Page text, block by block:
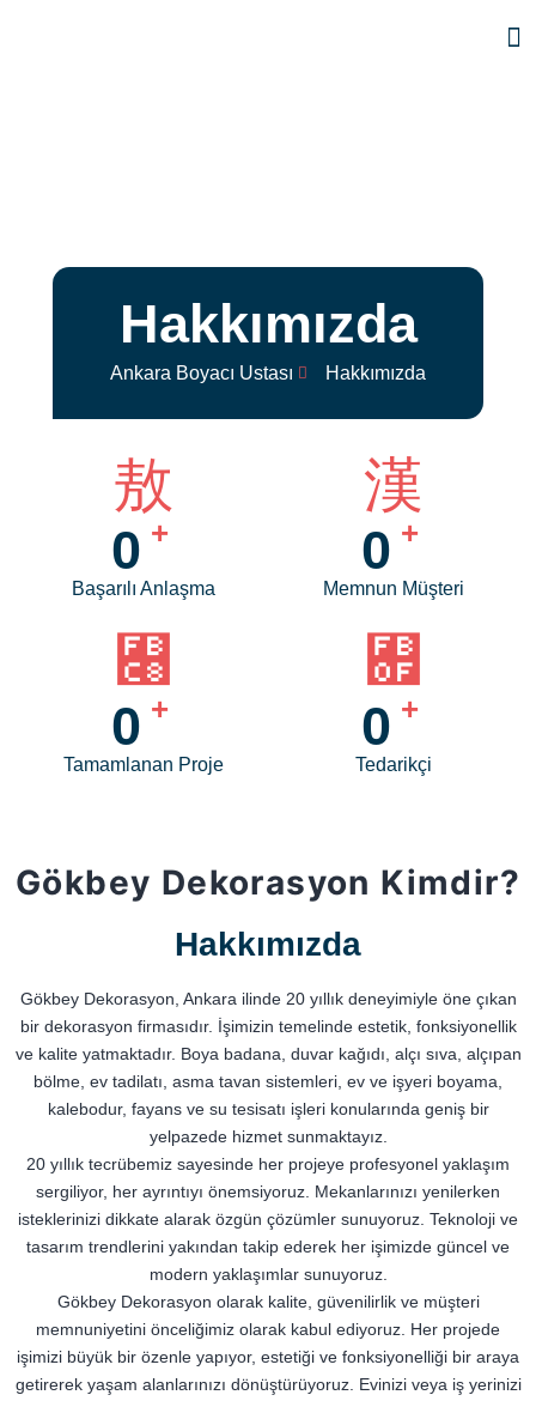
Hakkımızda
Ankara Boyacı Ustası Hakkımızda
0 +
Başarılı Anlaşma
0 +
Memnun Müşteri
0 +
Tamamlanan Proje
0 +
Tedarikçi
Gökbey Dekorasyon Kimdir?
Hakkımızda
Gökbey Dekorasyon, Ankara ilinde 20 yıllık deneyimiyle öne çıkan
bir dekorasyon firmasıdır. İşimizin temelinde estetik, fonksiyonellik
ve kalite yatmaktadır. Boya badana, duvar kağıdı, alçı sıva, alçıpan
bölme, ev tadilatı, asma tavan sistemleri, ev ve işyeri boyama,
kalebodur, fayans ve su tesisatı işleri konularında geniş bir
yelpazede hizmet sunmaktayız.
20 yıllık tecrübemiz sayesinde her projeye profesyonel yaklaşım
sergiliyor, her ayrıntıyı önemsiyoruz. Mekanlarınızı yenilerken
isteklerinizi dikkate alarak özgün çözümler sunuyoruz. Teknoloji ve
tasarım trendlerini yakından takip ederek her işimizde güncel ve
modern yaklaşımlar sunuyoruz.
Gökbey Dekorasyon olarak kalite, güvenilirlik ve müşteri
memnuniyetini önceliğimiz olarak kabul ediyoruz. Her projede
işimizi büyük bir özenle yapıyor, estetiği ve fonksiyonelliği bir araya
getirerek yaşam alanlarınızı dönüştürüyoruz. Evinizi veya iş yerinizi